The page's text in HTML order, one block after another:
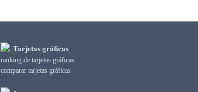
Tarjetas gráficas
ranking de tarjetas gráficas
comparar tarjetas gráficas